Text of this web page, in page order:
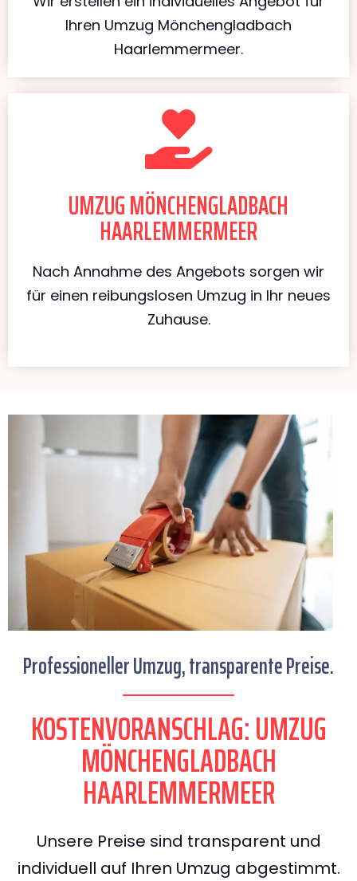
Ihren Umzug Mönchengladbach
Haarlemmermeer.
UMZUG MÖNCHENGLADBACH
HAARLEMMERMEER
Nach Annahme des Angebots sorgen wir
für einen reibungslosen Umzug in Ihr neues
Zuhause.
Professioneller Umzug, transparente Preise.
KOSTENVORANSCHLAG: UMZUG
MÖNCHENGLADBACH
HAARLEMMERMEER
Unsere Preise sind transparent und
individuell auf Ihren Umzug abgestimmt.